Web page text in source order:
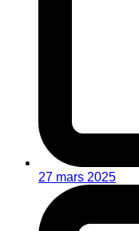
27 mars 2025